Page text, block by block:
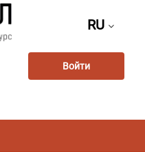
RU
Войти